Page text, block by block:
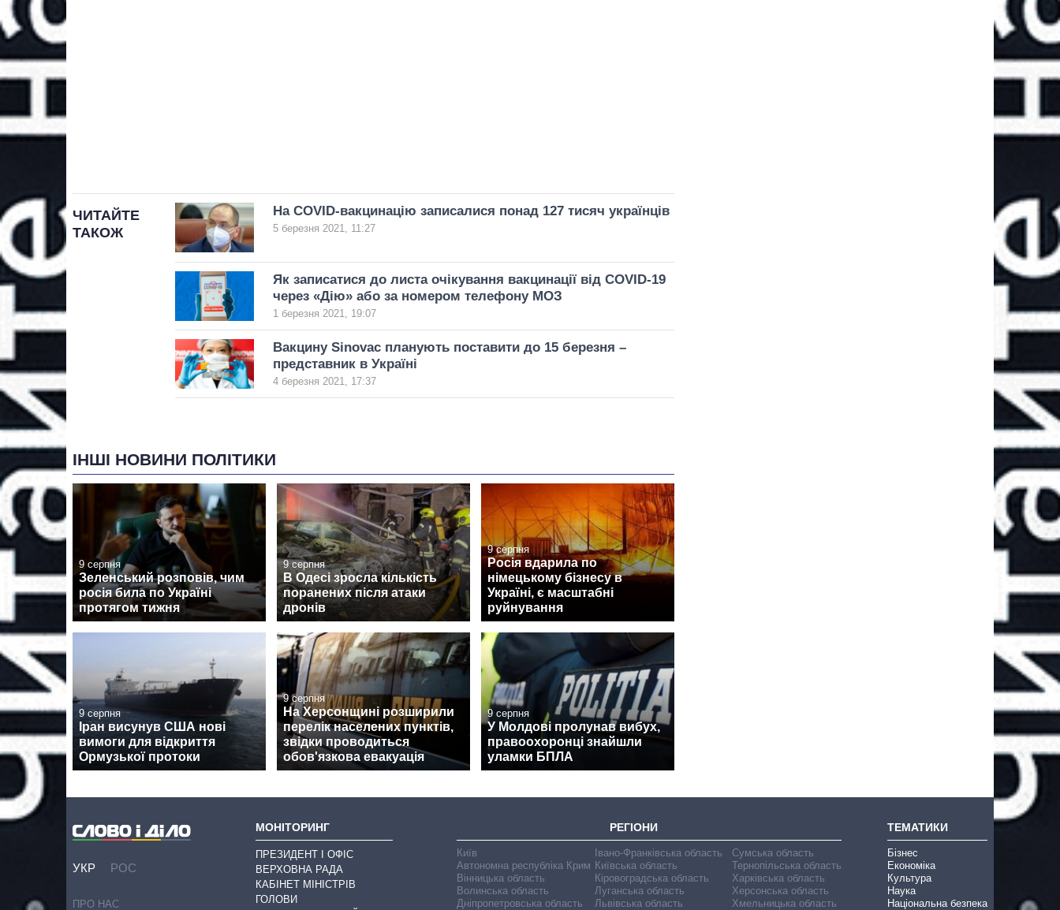
ЧИТАЙТЕ
ТАКОЖ
На COVID-вакцинацію записалися понад 127 тисяч українців
5 березня 2021, 11:27
Як записатися до листа очікування вакцинації від COVID-19
через «Дію» або за номером телефону МОЗ
1 березня 2021, 19:07
Вакцину Sinovac планують поставити до 15 березня –
представник в Україні
4 березня 2021, 17:37
ІНШІ НОВИНИ ПОЛІТИКИ
9 серпня
Зеленський розповів, чим
росія била по Україні
протягом тижня
9 серпня
В Одесі зросла кількість
поранених після атаки
дронів
9 серпня
Росія вдарила по
німецькому бізнесу в
Україні, є масштабні
руйнування
9 серпня
Іран висунув США нові
вимоги для відкриття
Ормузької протоки
9 серпня
На Херсонщині розширили
перелік населених пунктів,
звідки проводиться
обов'язкова евакуація
9 серпня
У Молдові пролунав вибух,
правоохоронці знайшли
уламки БПЛА
УКР РОС
ПРО НАС
МОНІТОРИНГ
ПРЕЗИДЕНТ І ОФІС
ВЕРХОВНА РАДА
КАБІНЕТ МІНІСТРІВ
ГОЛОВИ
РЕГІОНИ
Київ
Автономна республіка Крим
Вінницька область
Волинська область
Дніпропетровська область
Івано-Франківська область
Київська область
Кіровоградська область
Луганська область
Львівська область
Сумська область
Тернопільська область
Харківська область
Херсонська область
Хмельницька область
ТЕМАТИКИ
Бізнес
Економіка
Культура
Наука
Національна безпека